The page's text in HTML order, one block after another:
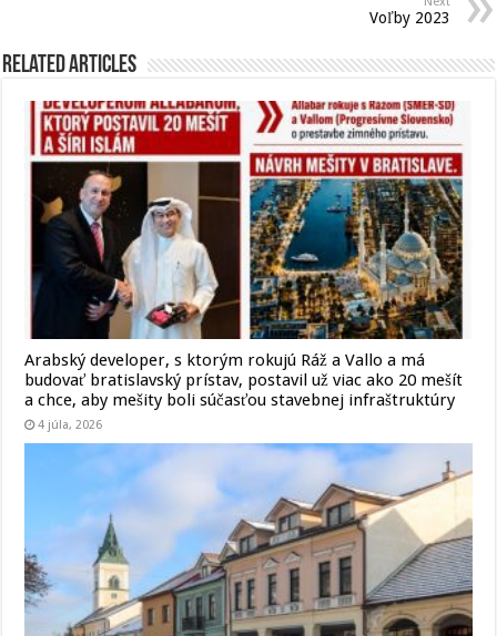
Voľby 2023
Related Articles
Arabský developer, s ktorým rokujú Ráž a Vallo a má
budovať bratislavský prístav, postavil už viac ako 20 mešít
a chce, aby mešity boli súčasťou stavebnej infraštruktúry
4 júla, 2026